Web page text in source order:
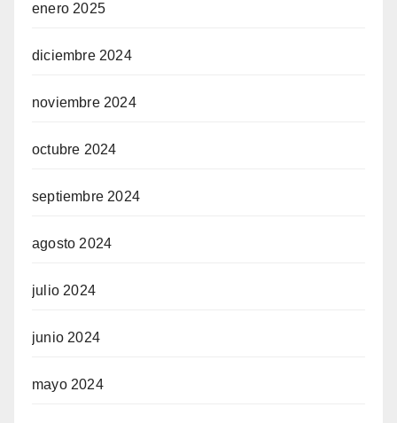
enero 2025
diciembre 2024
noviembre 2024
octubre 2024
septiembre 2024
agosto 2024
julio 2024
junio 2024
mayo 2024